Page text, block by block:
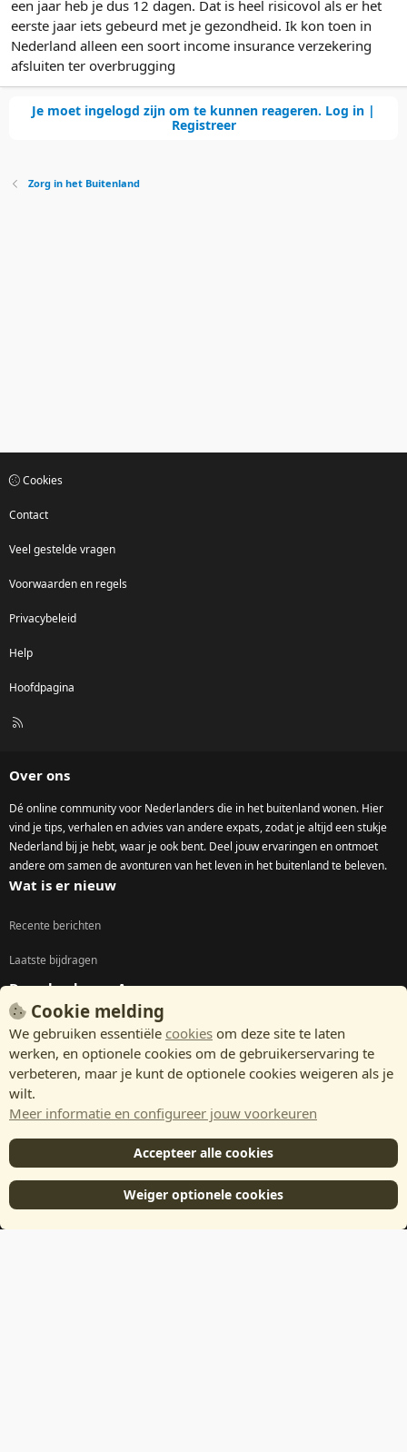
een jaar heb je dus 12 dagen. Dat is heel risicovol als er het
eerste jaar iets gebeurd met je gezondheid. Ik kon toen in
Nederland alleen een soort income insurance verzekering
afsluiten ter overbrugging
Je moet ingelogd zijn om te kunnen reageren. Log in |
Registreer
Zorg in het Buitenland
Cookies
Contact
Veel gestelde vragen
Voorwaarden en regels
Privacybeleid
Help
Hoofdpagina
R
Over ons
Dé online community voor Nederlanders die in het buitenland wonen. Hier
vind je tips, verhalen en advies van andere expats, zodat je altijd een stukje
Nederland bij je hebt, waar je ook bent. Deel jouw ervaringen en ontmoet
andere om samen de avonturen van het leven in het buitenland te beleven.
Wat is er nieuw
Recente berichten
Laatste bijdragen
Download onze App
Community platform by XenForo® © 2010-2024 XenForo Ltd.
Cookie melding
We gebruiken essentiële cookies om deze site te laten
werken, en optionele cookies om de gebruikerservaring te
verbeteren, maar je kunt de optionele cookies weigeren als je
wilt.
Meer informatie en configureer jouw voorkeuren
Accepteer alle cookies
Weiger optionele cookies